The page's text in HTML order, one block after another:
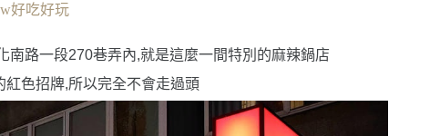
好吃好玩
南路一段270巷弄內,就是這麼一間特別的麻辣鍋店
色招牌,所以完全不會走過頭